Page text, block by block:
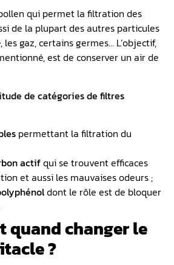
qui permet la filtration des
de la plupart des autres particules
gaz, certains germes… L’objectif,
est de conserver un air de
de catégories de filtres
permettant la filtration du
actifqui se trouvent efficaces
et aussi les mauvaises odeurs ;
dont le rôle est de bloquer
quand changer le
?